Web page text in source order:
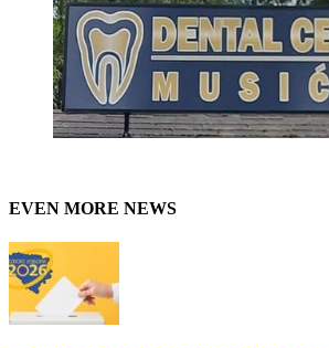
EVEN MORE NEWS